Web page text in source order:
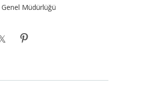
Müdürlüğü